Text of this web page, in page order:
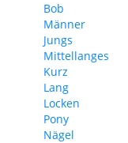
Bob
Männer
Jungs
Mittellanges
Kurz
Lang
Locken
Pony
Nägel